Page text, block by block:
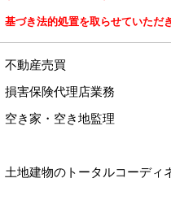
基づき法的処置を取らせていただ
不動産売買
損害保険代理店業務
空き家・空き地監理
土地建物のトータルコーディ